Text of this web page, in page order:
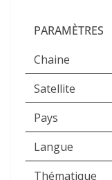
PARAMÈTRES
Chaine
Satellite
Pays
Langue
Thématique